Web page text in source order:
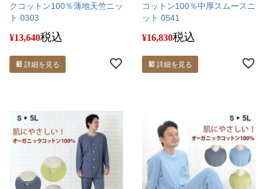
クコットン100％薄地天竺ニッ
ト 0303
¥13,640税込
詳細を見る
コットン100％中厚スムースニ
ット 0541
¥16,830税込
詳細を見る